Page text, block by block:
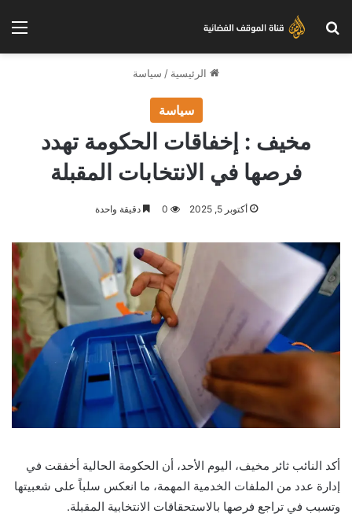
بحث عن
الرئيسية / سياسة
سياسة
مخيف : إخفاقات الحكومة تهدد
فرصها في الانتخابات المقبلة
أكتوبر 5, 2025 0 دقيقة واحدة
أكد النائب ثائر مخيف، اليوم الأحد، أن الحكومة الحالية أخفقت في
إدارة عدد من الملفات الخدمية المهمة، ما انعكس سلباً على شعبيتها
وتسبب في تراجع فرصها بالاستحقاقات الانتخابية المقبلة.